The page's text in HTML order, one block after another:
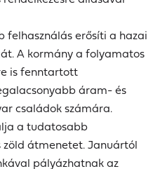
felhasználás erősíti a hazai
A kormány a folyamatos
is fenntartott
áram- és
családok számára.
a tudatosabb
átmenetet. Januártól
pályázhatnak az